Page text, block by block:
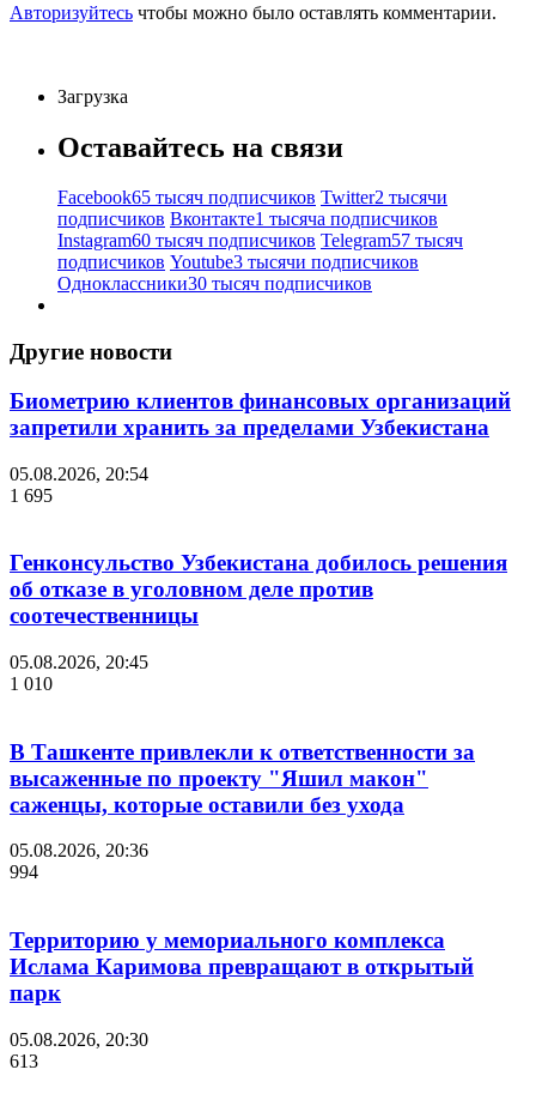
Авторизуйтесь чтобы можно было оставлять комментарии.
Загрузка
Оставайтесь на связи
Facebook65 тысяч подписчиков Twitter2 тысячи
подписчиков Вконтакте1 тысяча подписчиков
Instagram60 тысяч подписчиков Telegram57 тысяч
подписчиков Youtube3 тысячи подписчиков
Одноклассники30 тысяч подписчиков
Другие новости
Биометрию клиентов финансовых организаций
запретили хранить за пределами Узбекистана
05.08.2026, 20:54
1 695
Генконсульство Узбекистана добилось решения
об отказе в уголовном деле против
соотечественницы
05.08.2026, 20:45
1 010
В Ташкенте привлекли к ответственности за
высаженные по проекту "Яшил макон"
саженцы, которые оставили без ухода
05.08.2026, 20:36
994
Территорию у мемориального комплекса
Ислама Каримова превращают в открытый
парк
05.08.2026, 20:30
613